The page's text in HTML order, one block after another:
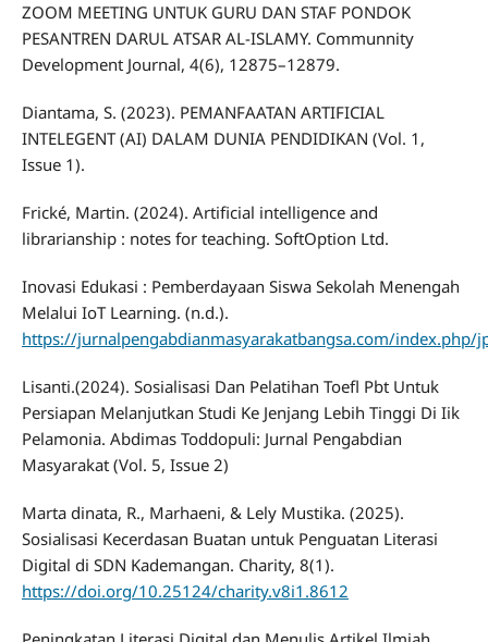
ZOOM MEETING UNTUK GURU DAN STAF PONDOK
PESANTREN DARUL ATSAR AL-ISLAMY. Communnity
Development Journal, 4(6), 12875–12879.
Diantama, S. (2023). PEMANFAATAN ARTIFICIAL
INTELEGENT (AI) DALAM DUNIA PENDIDIKAN (Vol. 1,
Issue 1).
Frické, Martin. (2024). Artificial intelligence and
librarianship : notes for teaching. SoftOption Ltd.
Inovasi Edukasi : Pemberdayaan Siswa Sekolah Menengah
Melalui IoT Learning. (n.d.).
https://jurnalpengabdianmasyarakatbangsa.com/index.php/
Lisanti.(2024). Sosialisasi Dan Pelatihan Toefl Pbt Untuk
Persiapan Melanjutkan Studi Ke Jenjang Lebih Tinggi Di Iik
Pelamonia. Abdimas Toddopuli: Jurnal Pengabdian
Masyarakat (Vol. 5, Issue 2)
Marta dinata, R., Marhaeni, & Lely Mustika. (2025).
Sosialisasi Kecerdasan Buatan untuk Penguatan Literasi
Digital di SDN Kademangan. Charity, 8(1).
https://doi.org/10.25124/charity.v8i1.8612